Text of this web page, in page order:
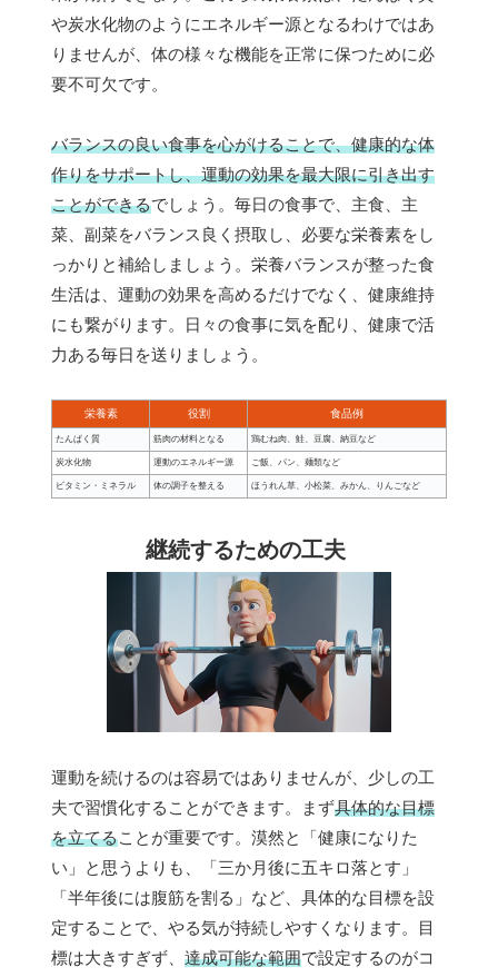
や炭水化物のようにエネルギー源となるわけではあ
りませんが、体の様々な機能を正常に保つために必
要不可欠です。
バランスの良い食事を心がけることで、健康的な体
作りをサポートし、運動の効果を最大限に引き出す
ことができるでしょう。毎日の食事で、主食、主
菜、副菜をバランス良く摂取し、必要な栄養素をし
っかりと補給しましょう。栄養バランスが整った食
生活は、運動の効果を高めるだけでなく、健康維持
にも繋がります。日々の食事に気を配り、健康で活
力ある毎日を送りましょう。
栄養素 役割 食品例
たんぱく質 筋肉の材料となる 鶏むね肉、鮭、豆腐、納豆など
炭水化物 運動のエネルギー源 ご飯、パン、麺類など
ビタミン・ミネラル 体の調子を整える ほうれん草、小松菜、みかん、りんごなど
継続するための工夫
運動を続けるのは容易ではありませんが、少しの工
夫で習慣化することができます。まず具体的な目標
を立てることが重要です。漠然と「健康になりた
い」と思うよりも、「三か月後に五キロ落とす」
「半年後には腹筋を割る」など、具体的な目標を設
定することで、やる気が持続しやすくなります。目
標は大きすぎず、 達成可能な範囲で設定するのがコ